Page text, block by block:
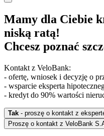
Mamy dla Ciebie
niską ratą!
Chcesz poznać
Kontakt z VeloBank:
- ofertę, wniosek i decyzję o
- wsparcie eksperta
- kredyt do 90% wartości
Tak - proszę o kontakt z
Proszę o kontakt z VeloBank